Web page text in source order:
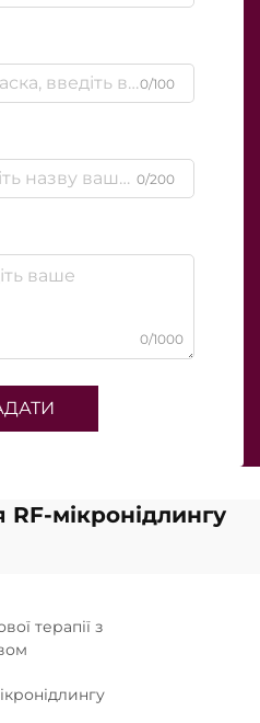
0/100
0/200
0/1000
RF-мікронідлингу
терапії з